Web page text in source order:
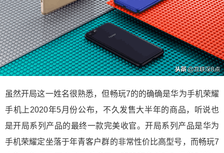
虽然开局这一姓名很熟悉，但畅玩7的的确确是华为手机荣耀
手机上2020年5月份公布，不久发售大半年的商品，听说也
是开局系列产品的最终一款完美收官。开局系列产品是华为
手机荣耀定坐落于年青客户群的非常性价比高型号，而畅玩7